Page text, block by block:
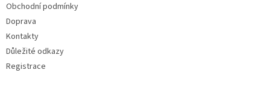
Obchodní podmínky
Doprava
Kontakty
Důležité odkazy
Registrace